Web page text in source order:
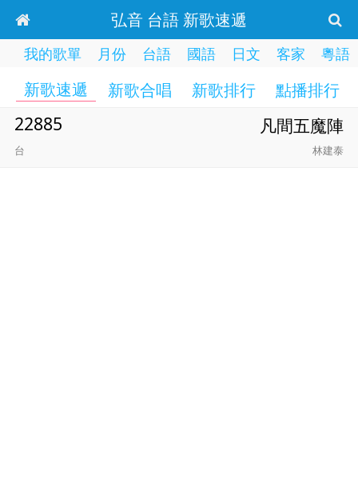
弘音 台語 新歌速遞
我的歌單 月份 台語 國語 日文 客家 粵語
新歌速遞 新歌合唱 新歌排行 點播排行
22885 凡間五魔陣
台 林建泰